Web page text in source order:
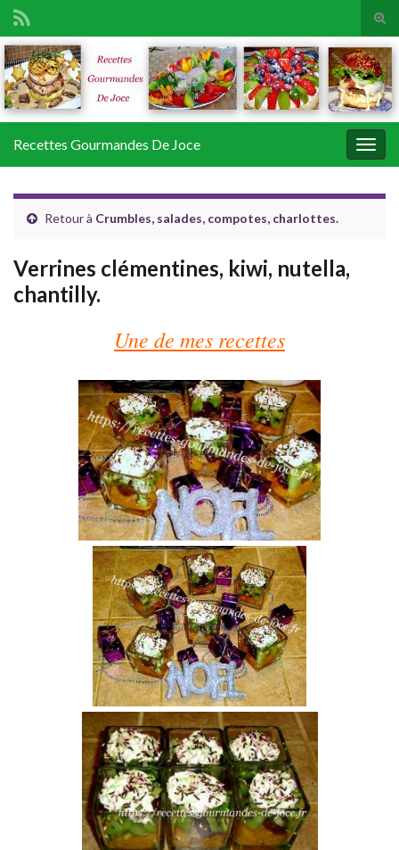
Search for:
Recettes Gourmandes De Joce
Retour à Crumbles, salades, compotes, charlottes.
Verrines clémentines, kiwi, nutella,
chantilly.
Une de mes recettes